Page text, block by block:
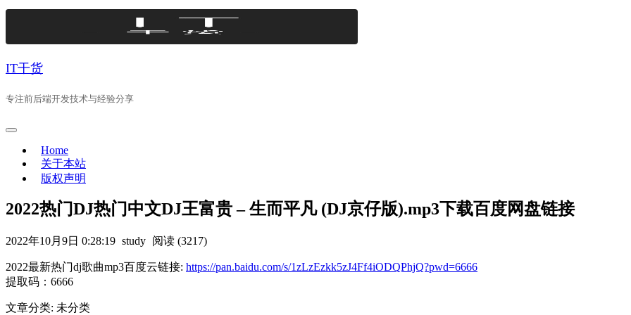
Skip
IT干货
专注前后端开发技术与经验分享
Home
关于本站
版权声明
2022热门DJ热门中文DJ王富贵 – 生而平凡 (DJ京仔版).mp3下载百度网盘链接
2022年10月9日 0:28:19 study 阅读 (3217)
2022最新热门dj歌曲mp3百度云链接: https://pan.baidu.com/s/1zLzEzkk5zJ4Ff4iODQPhjQ?pwd=6666
提取码：6666
文章分类: 未分类